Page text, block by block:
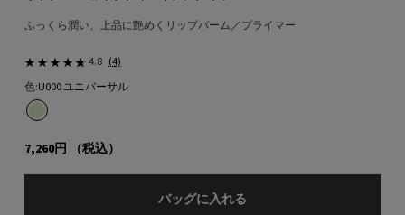
ふっくら潤い、上品に艶めくリップバーム／プライマー
4.8 (4)
色:U000 ユニバーサル
1色
選択済み
U000 ユニバーサル のカラー リップ バーム オプティマイジング ケア、1/1
7,260円 （税込）
バッグに入れる